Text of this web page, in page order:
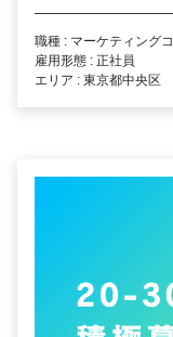
職種 : マーケティング
雇用形態 : 正社員
エリア : 東京都中央区